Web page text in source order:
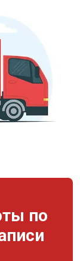
по